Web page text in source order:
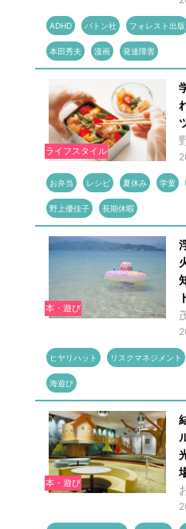
ADHD バトン社 フォレスト出版
本田秀夫 漫画 発達障害
ライフスタイル
お弁当 レシピ 夏休み 学童
野上優佳子 長期休暇
本・遊び
ヒヤリハット リスクマネジメント
海遊び
本・遊び